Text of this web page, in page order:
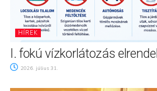
HÍREK
I. fokú vízkorlátozás
2026. július 31.